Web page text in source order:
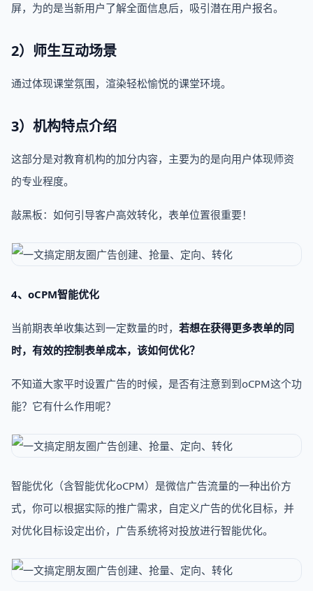
屏，为的是当新用户了解全面信息后，吸引潜在用户报名。
2）师生互动场景
通过体现课堂氛围，渲染轻松愉悦的课堂环境。
3）机构特点介绍
这部分是对教育机构的加分内容，主要为的是向用户体现师资
的专业程度。
敲黑板：如何引导客户高效转化，表单位置很重要！
4、oCPM智能优化
当前期表单收集达到一定数量的时， 若想在获得更多表单的同
时，有效的控制表单成本，该如何优化？
不知道大家平时设置广告的时候，是否有注意到到oCPM这个功
能？它有什么作用呢？
智能优化（含智能优化oCPM）是微信广告流量的一种出价方
式，你可以根据实际的推广需求，自定义广告的优化目标，并
对优化目标设定出价，广告系统将对投放进行智能优化。